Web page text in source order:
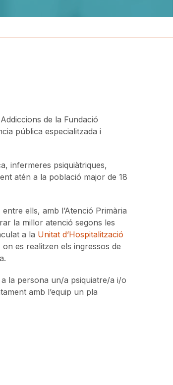
de la Fundació
pública especialitzada i
infermeres psiquiàtriques,
atén a la població major de 18
ells, amb l’Atenció Primària
la millor atenció segons les
a la Unitat d’Hospitalització
es realitzen els ingressos de
la persona un/a psiquiatre/a i/o
amb l’equip un pla